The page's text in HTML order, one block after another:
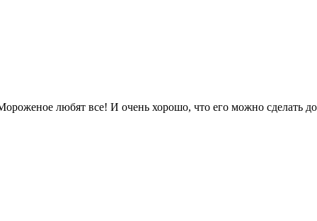
любят все! И очень хорошо, что его можно сделать